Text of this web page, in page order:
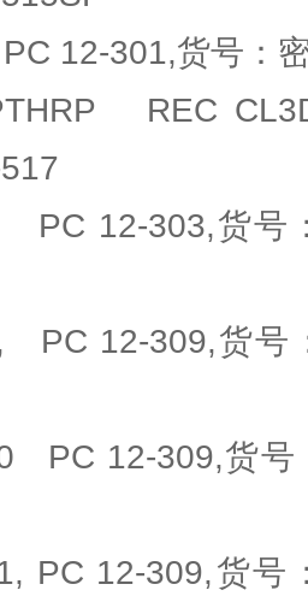
12-301,货号：
REC
PC 12-303,货号
PC 12-309,货号
PC 12-309,货号
PC 12-309,货号